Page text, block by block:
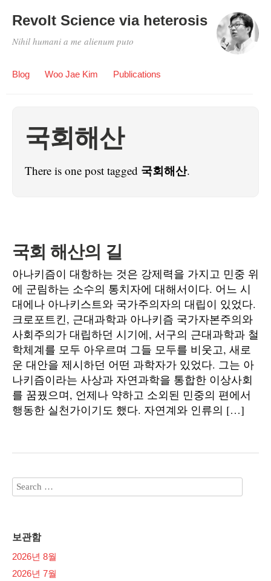
Revolt Science via heterosis
Nihil humani a me alienum puto
Blog Woo Jae Kim Publications
국회해산
There is one post tagged 국회해산.
국회 해산의 길
아나키즘이 대항하는 것은 강제력을 가지고 민중 위
에 군림하는 소수의 통치자에 대해서이다. 어느 시
대에나 아나키스트와 국가주의자의 대립이 있었다.
크로포트킨, 근대과학과 아나키즘 국가자본주의와
사회주의가 대립하던 시기에, 서구의 근대과학과 철
학체계를 모두 아우르며 그들 모두를 비웃고, 새로
운 대안을 제시하던 어떤 과학자가 있었다. 그는 아
나키즘이라는 사상과 자연과학을 통합한 이상사회
를 꿈꿨으며, 언제나 약하고 소외된 민중의 편에서
행동한 실천가이기도 했다. 자연계와 인류의 […]
보관함
2026년 8월
2026년 7월